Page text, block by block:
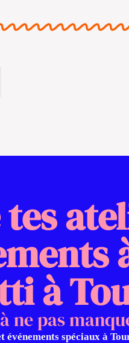
tes
à
ne pas
événements spéciaux à